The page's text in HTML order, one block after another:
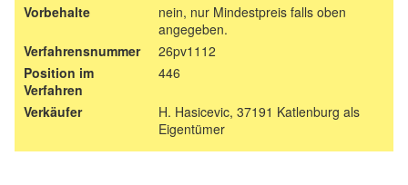
Vorbehalte
nein, nur Mindestpreis falls oben
angegeben.
Verfahrensnummer
26pv1112
Position im
Verfahren
446
Verkäufer
H. Hasicevic, 37191 Katlenburg als
Eigentümer